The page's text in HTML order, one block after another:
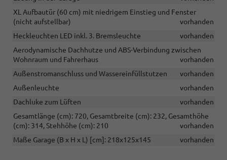
XL Aufbautür (60 cm) mit niedrigem Einstieg und Fenster
(nicht aufstellbar)
vorhanden
Heckleuchten LED inkl. 3. Bremsleuchte
vorhanden
Aerodynamische Dachhutze und ABS-Verbindung zwischen
Wohnraum und Fahrerhaus
vorhanden
Außenstromanschluss und Wassereinfüllstutzen
vorhanden
Außenleuchte
vorhanden
Dachluke zum Lüften
vorhanden
Gesamtlänge (cm): 720, Gesamtbreite (cm): 232, Gesamthöhe
(cm): 314, Stehhöhe (cm): 210
vorhanden
Maße Garage (B x H x L) [cm]: 218x125x145
vorhanden